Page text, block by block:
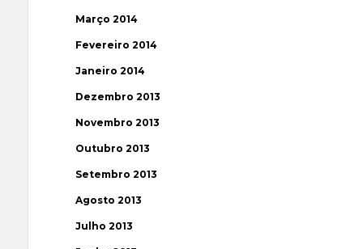
Março 2014
Fevereiro 2014
Janeiro 2014
Dezembro 2013
Novembro 2013
Outubro 2013
Setembro 2013
Agosto 2013
Julho 2013